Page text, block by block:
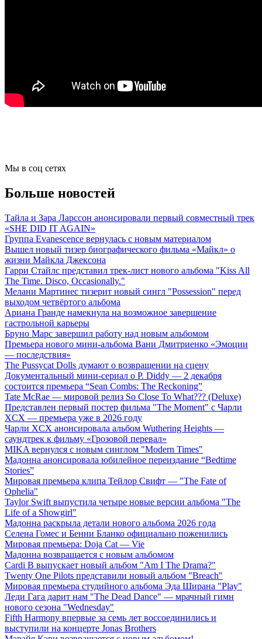
Мы в соц сетях
Больше новостей
Тайла и Зара Ларссон анонсировали первый совместный трек
«SHE DID IT AGAIN»
Группа Evanescence вернулась с новым материалом
Вышел новый тизер биографического фильма «Майкл» о
жизни Майкла Джексона
Гарри Стайлс представил трек-лист нового альбома "Kiss All
The Time. Disco, Occasionally."
Мелани Мартинес тизерит новый сингл "Possession" перед
выходом четвёртого альбома
Ариана Гранде намекнула на возможное завершение
гастрольной карьеры
Бруно Марс завершил работу над новым альбомом
Премьера нового мини-альбома Вани Дмитриенко «Эмоции
— последствия»
The Pussycat Dolls думают о возвращении на сцену
Документальный мини-сериал о P. Diddy — 2 декабря
состоится премьера “Sean Combs: The Reckoning”
Tate McRae — мировой релиз So Close To What??? (Deluxe)
Представлен первый постер фильма "The Moment" с Чарли
XCX — премьера уже в 2026 году
Чарли XCX анонсировала альбом Wuthering Heights —
саундтрек к фильму «Грозовой перевал»
MIKA вернулся с новым синглом "Modern Times"
Мадонна анонсировала юбилейное переиздание “Bedtime
Stories”
Мировая премьера клипа Тейлор Свифт — "The Fate of
Ophelia"
Taylor Swift выпустила четыре новые версии альбома "The
Life of a Showgirl"
Мадонна раскрыла детали нового альбома 2026 года
Селена Гомес и Бенни Бланко официально поженились
Мировая премьера: Doja Cat — Vie
Мадонна возвращается с новым альбомом
Cardi B выпускает новый альбом "Am I The Drama?"
Twenty One Pilots представили новый альбом "Breach"
Мировая премьера студийного альбома Эда Ширана "Play"
Леди Гага дарит нам "The Dead Dance" — мрачный гимн
нового сезона "Wednesday"
Fifth Harmony впервые за семь лет воссоединились и
выступили на концерте Jonas Brothers